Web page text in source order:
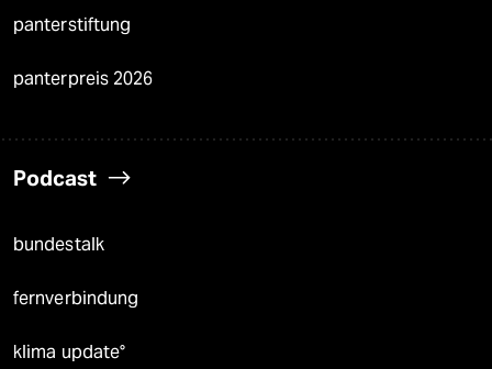
panterstiftung
panterpreis 2026
Podcast
bundestalk
fernverbindung
klima update°